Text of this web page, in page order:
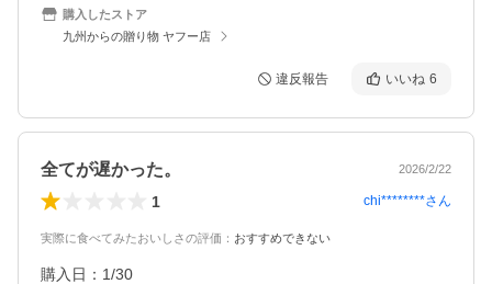
購入したストア
九州からの贈り物 ヤフー店
違反報告 いいね 6
全てが遅かった。 2026/2/22
1 chi********さん
実際に食べてみたおいしさの評価 ： おすすめできない
購入日：1/30